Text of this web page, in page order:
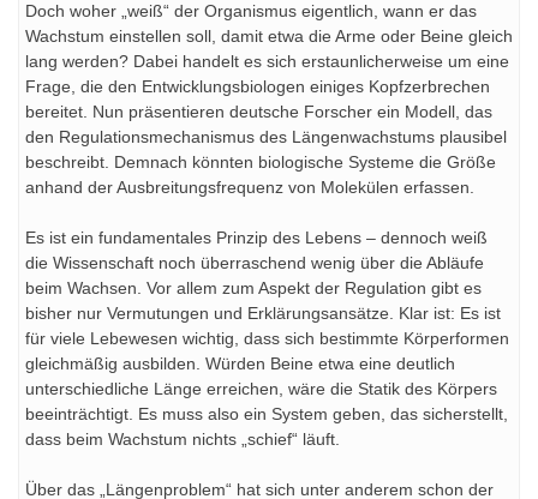
Doch woher „weiß“ der Organismus eigentlich, wann er das
Wachstum einstellen soll, damit etwa die Arme oder Beine gleich
lang werden? Dabei handelt es sich erstaunlicherweise um eine
Frage, die den Entwicklungsbiologen einiges Kopfzerbrechen
bereitet. Nun präsentieren deutsche Forscher ein Modell, das
den Regulationsmechanismus des Längenwachstums plausibel
beschreibt. Demnach könnten biologische Systeme die Größe
anhand der Ausbreitungsfrequenz von Molekülen erfassen.
Es ist ein fundamentales Prinzip des Lebens – dennoch weiß
die Wissenschaft noch überraschend wenig über die Abläufe
beim Wachsen. Vor allem zum Aspekt der Regulation gibt es
bisher nur Vermutungen und Erklärungsansätze. Klar ist: Es ist
für viele Lebewesen wichtig, dass sich bestimmte Körperformen
gleichmäßig ausbilden. Würden Beine etwa eine deutlich
unterschiedliche Länge erreichen, wäre die Statik des Körpers
beeinträchtigt. Es muss also ein System geben, das sicherstellt,
dass beim Wachstum nichts „schief“ läuft.
Über das „Längenproblem“ hat sich unter anderem schon der